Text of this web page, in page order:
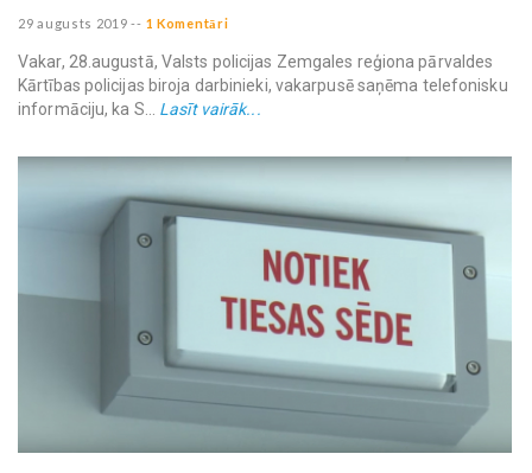
29 augusts 2019 -- 1 Komentāri
Vakar, 28.augustā, Valsts policijas Zemgales reģiona pārvaldes
Kārtības policijas biroja darbinieki, vakarpusē saņēma telefonisku
informāciju, ka S... Lasīt vairāk...